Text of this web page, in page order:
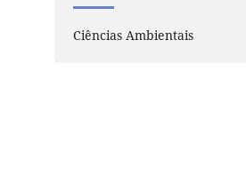
Ciências Ambientais